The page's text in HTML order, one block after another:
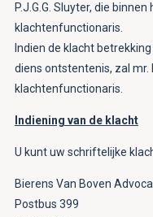
P.J.G.G. Sluyter, die
klachtenfunctionaris.
Indien de klacht
diens ontstentenis, zal mr.
klachtenfunctionaris.
Indiening van de klacht
U kunt uw schriftelijke
Bierens Van Boven
Postbus 399